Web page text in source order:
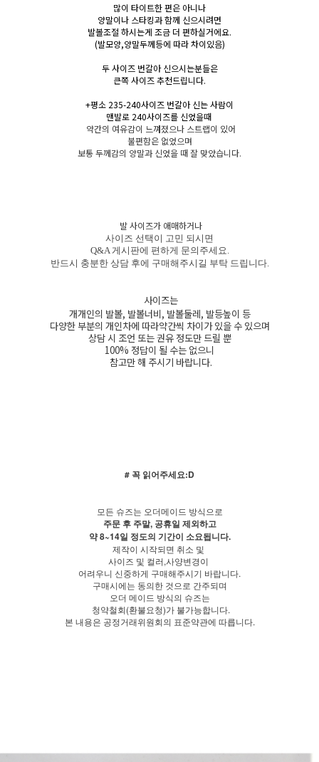
많이 타이트한 편은 아니나
양말이나 스타킹과 함께 신으시려면
발볼조절 하시는게 조금 더 편하실거에요.
(발모양,양말두께등에 따라 차이있음)
두 사이즈 번갈아 신으시는분들은
큰쪽 사이즈 추천드립니다.
+평소 235-240사이즈 번갈아 신는 사람이
맨발로 240사이즈를 신었을때
약간의 여유감이 느껴졌으나 스트랩이 있어
불편함은 없었으며
보통 두께감의 양말과 신었을 때 잘 맞았습니다.
발 사이즈가 애매하거나
사이즈 선택이 고민 되시면
Q&A 게시판에 편하게 문의주세요.
반드시 충분한 상담 후에 구매해주시길 부탁 드립니다.
사이즈는
개개인의 발볼, 발볼너비, 발볼둘레, 발등높이 등
다양한 부분의 개인차에 따라약간씩 차이가 있을 수 있으며
상담 시 조언 또는 권유 정도만 드릴 뿐
100% 정답이 될 수는 없으니
참고만 해 주시기 바랍니다.
# 꼭 읽어주세요:D
모든 슈즈는 오더메이드 방식으로
주문 후 주말, 공휴일 제외하고
약 8~14일 정도의 기간이 소요됩니다.
제작이 시작되면 취소 및
사이즈 및 컬러,사양변경이
어려우니 신중하게 구매해주시기 바랍니다.
구매시에는 동의한 것으로 간주되며
오더 메이드 방식의 슈즈는
청약철회(환불요청)가 불가능합니다.
본 내용은 공정거래위원회의 표준약관에 따릅니다.